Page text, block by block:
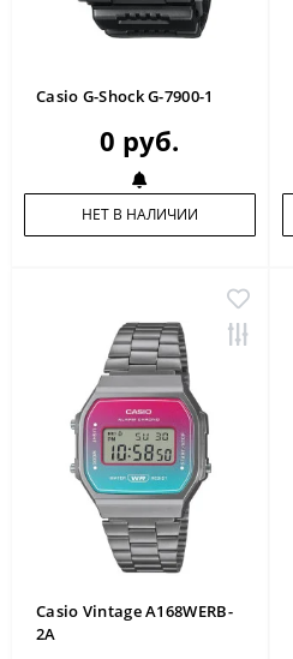
Casio G-Shock G-7900-1
0 руб.
НЕТ В НАЛИЧИИ
Casio Vintage A168WERB-
2A